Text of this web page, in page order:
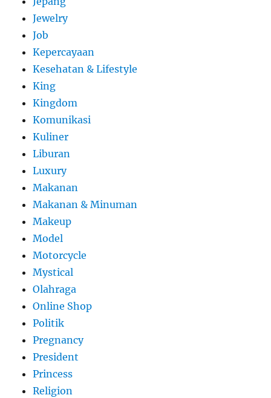
Jewelry
Job
Kepercayaan
Kesehatan & Lifestyle
King
Kingdom
Komunikasi
Kuliner
Liburan
Luxury
Makanan
Makanan & Minuman
Makeup
Model
Motorcycle
Mystical
Olahraga
Online Shop
Politik
Pregnancy
President
Princess
Religion